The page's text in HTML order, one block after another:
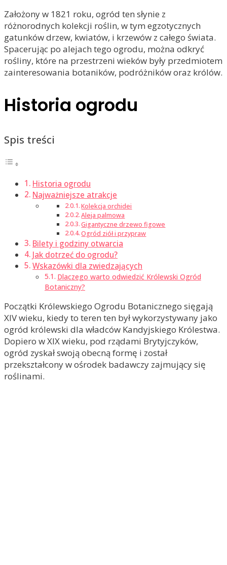
Założony w 1821 roku, ogród ten słynie z
różnorodnych kolekcji roślin, w tym egzotycznych
gatunków drzew, kwiatów, i krzewów z całego świata.
Spacerując po alejach tego ogrodu, można odkryć
rośliny, które na przestrzeni wieków były przedmiotem
zainteresowania botaników, podróżników oraz królów.
Historia ogrodu
Spis treści
Historia ogrodu
Najważniejsze atrakcje
Kolekcja orchidei
Aleja palmowa
Gigantyczne drzewo figowe
Ogród ziół i przypraw
Bilety i godziny otwarcia
Jak dotrzeć do ogrodu?
Wskazówki dla zwiedzających
Dlaczego warto odwiedzić Królewski Ogród
Botaniczny?
Początki Królewskiego Ogrodu Botanicznego sięgają
XIV wieku, kiedy to teren ten był wykorzystywany jako
ogród królewski dla władców Kandyjskiego Królestwa.
Dopiero w XIX wieku, pod rządami Brytyjczyków,
ogród zyskał swoją obecną formę i został
przekształcony w ośrodek badawczy zajmujący się
roślinami.